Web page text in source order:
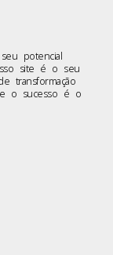
potencial
site é o seu
transformação
o sucesso é o